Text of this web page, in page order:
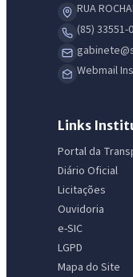
RUA
(85) 33551-
Webmail
Links
Portal da
Diário Oficial
Licitações
Ouvidoria
e-SIC
LGPD
Mapa do Site
Olá. Pergunte
licitações, estrutura
Licitações abertas